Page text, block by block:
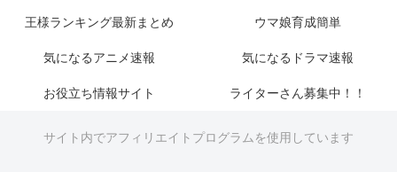
王様ランキング最新まとめ ウマ娘育成簡単
気になるアニメ速報 気になるドラマ速報
お役立ち情報サイト ライターさん募集中！！
サイト内でアフィリエイトプログラムを使用しています